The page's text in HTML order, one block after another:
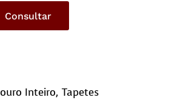
Consultar
Inteiro,Tapetes